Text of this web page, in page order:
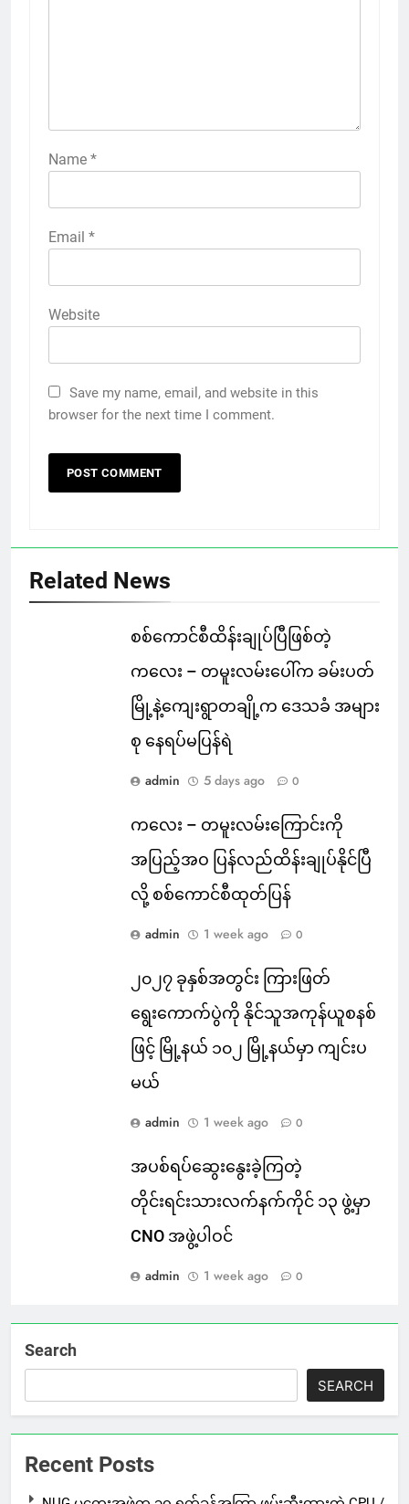
Name *
Email *
Website
Save my name, email, and website in this
browser for the next time I comment.
Related News
စစ်ကောင်စီထိန်းချုပ်ပြီဖြစ်တဲ့
ကလေး – တမူးလမ်းပေါ်က ခမ်းပတ်
မြို့နဲ့ကျေးရွာတချို့က ဒေသခံ အများ
စု နေရပ်မပြန်ရဲ
admin 5 days ago 0
ကလေး – တမူးလမ်းကြောင်းကို
အပြည့်အဝ ပြန်လည်ထိန်းချုပ်နိုင်ပြီ
လို့ စစ်ကောင်စီထုတ်ပြန်
admin 1 week ago 0
၂၀၂၇ ခုနှစ်အတွင်း ကြားဖြတ်
ရွေးကောက်ပွဲကို နိုင်သူအကုန်ယူစနစ်
ဖြင့် မြို့နယ် ၁၀၂ မြို့နယ်မှာ ကျင်းပ
မယ်
admin 1 week ago 0
အပစ်ရပ်ဆွေးနွေးခဲ့ကြတဲ့
တိုင်းရင်းသားလက်နက်ကိုင် ၁၃ ဖွဲ့မှာ
CNO အဖွဲ့ပါဝင်
admin 1 week ago 0
Search
SEARCH
Recent Posts